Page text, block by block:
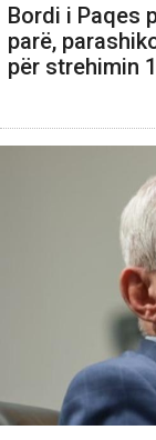
Bordi i Paqes
parë,
për strehimin